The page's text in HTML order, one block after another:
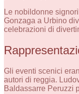
Le nobildonne
Gonzaga a Urbino
celebrazioni di
Gli eventi scenici
autori di reggia.
Baldassarre Peruzzi